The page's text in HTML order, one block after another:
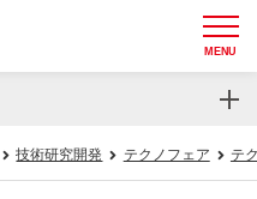
MENU
技術研究開発 テクノフェア テ